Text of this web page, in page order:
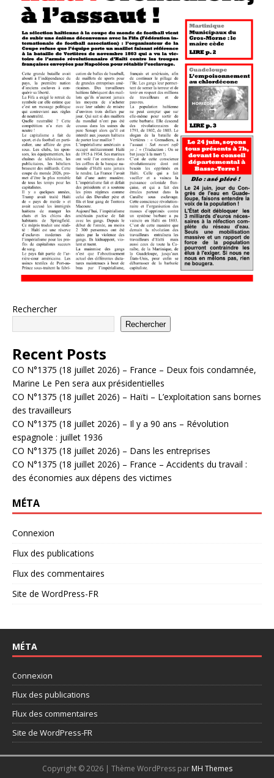
Rechercher
Rechercher
Recent Posts
CO N°1375 (18 juillet 2026) – France – Deux fois condamnée,
Marine Le Pen sera aux présidentielles
CO N°1375 (18 juillet 2026) – Haïti – L’exploitation sans bornes
des travailleurs
CO N°1375 (18 juillet 2026) – Il y a 90 ans – Révolution
espagnole : juillet 1936
CO N°1375 (18 juillet 2026) – Dans les entreprises
CO N°1375 (18 juillet 2026) – France – Accidents du travail :
des économies aux dépens des victimes
MÉTA
Connexion
Flux des publications
Flux des commentaires
Site de WordPress-FR
MÉTA
Connexion
Flux des publications
Flux des commentaires
Site de WordPress-FR
Copyright © 2026 | Thème WordPress par MH Themes